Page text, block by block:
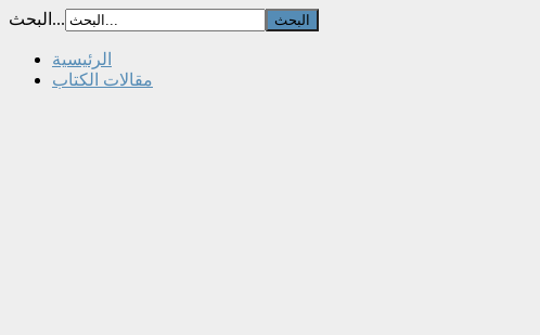
البحث...
الرئيسية
مقالات الكتاب